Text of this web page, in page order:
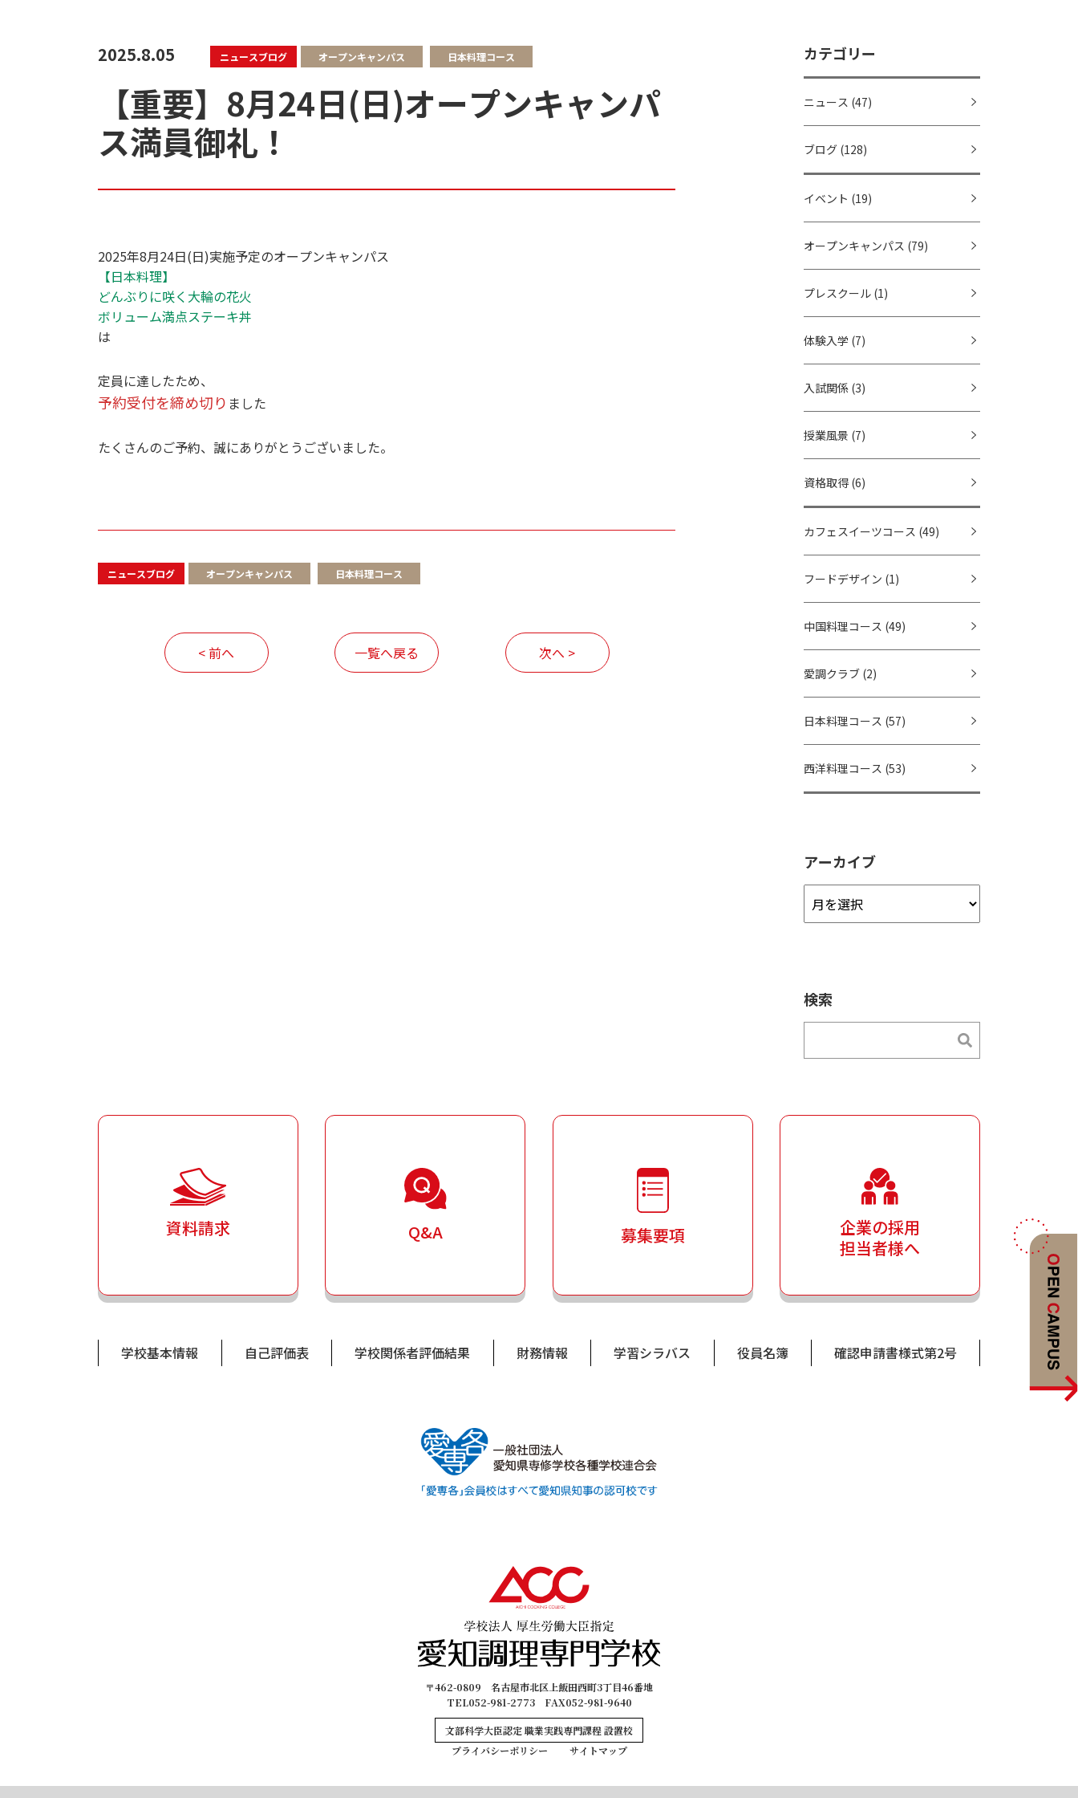
2025.8.05 ニュースブログ オープンキャンパス 日本料理コース
【重要】8月24日(日)オープンキャンパ
ス満員御礼！
2025年8月24日(日)実施予定のオープンキャンパス
【日本料理】
どんぶりに咲く大輪の花火
ボリューム満点ステーキ丼
は
定員に達したため、
予約受付を締め切り ました
たくさんのご予約、誠にありがとうございました。
ニュースブログ オープンキャンパス 日本料理コース
< 前へ 一覧へ戻る 次へ >
カテゴリー
ニュース (47)
ブログ (128)
イベント (19)
オープンキャンパス (79)
プレスクール (1)
体験入学 (7)
入試関係 (3)
授業風景 (7)
資格取得 (6)
カフェスイーツコース (49)
フードデザイン (1)
中国料理コース (49)
愛調クラブ (2)
日本料理コース (57)
西洋料理コース (53)
アーカイブ
ー
検索
検索
資料請求 Q&A 募集要項
企業の採用
担当者様へ
学校基本情報 自己評価表 学校関係者評価結果 財務情報 学習シラバス 役員名簿 確認申請書様式第2号
〒462-0809 名古屋市北区上飯田西町3丁目46番地
TEL052-981-2773 FAX052-981-9640
文部科学大臣認定 職業実践専門課程 設置校
プライバシーポリシー
サイトマップ